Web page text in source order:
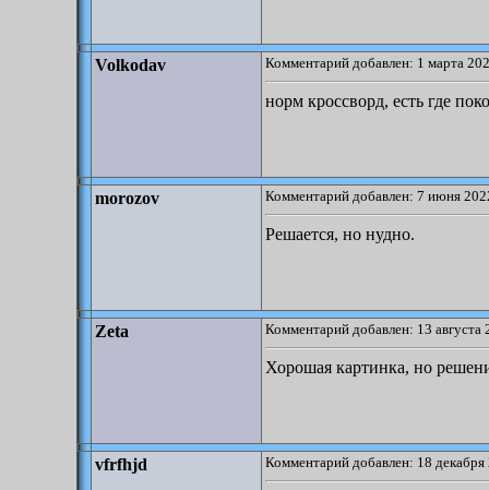
Volkodav Комментарий добавлен: 1 марта
норм кроссворд, есть где
morozov Комментарий добавлен: 7 июня
Решается, но нудно.
Zeta Комментарий добавлен: 13 августа
Хорошая картинка, но
vfrfhjd Комментарий добавлен: 18